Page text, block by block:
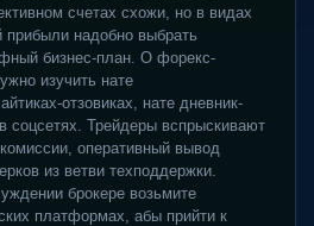
счетах схожи, но в видах
надобно выбрать
бизнес-план. О форекс-
изучить нате
отзовиках, нате дневник-
Трейдеры вспрыскивают
оперативный вывод
из ветви техподдержки.
брокере возьмите
платформах, абы прийти к